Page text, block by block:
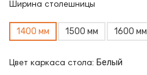
Ширина столешницы
1400 мм 1500 мм 1600 мм
Цвет каркаса стола: Белый